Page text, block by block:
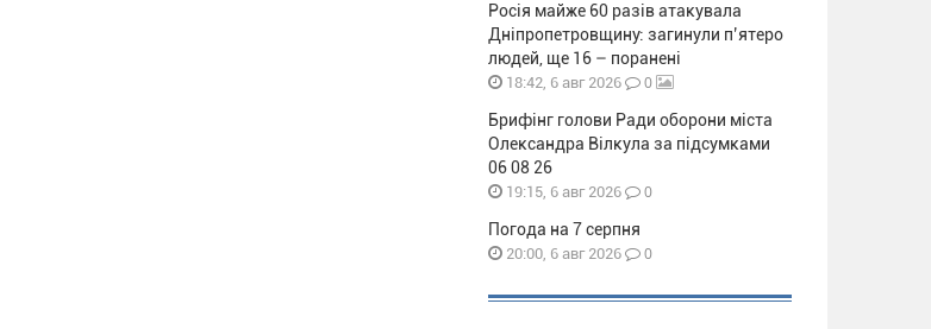
Росія майже 60 разів атакувала
Дніпропетровщину: загинули п’ятеро
людей, ще 16 – поранені
18:42, 6 авг 2026 0
Брифінг голови Ради оборони міста
Олександра Вілкула за підсумками
06 08 26
19:15, 6 авг 2026 0
Погода на 7 серпня
20:00, 6 авг 2026 0